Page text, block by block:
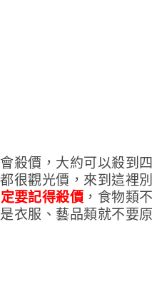
殺價，大約可以殺到四
很觀光價，來到這裡別
要記得殺價 ，食物類不
衣服、藝品類就不要原